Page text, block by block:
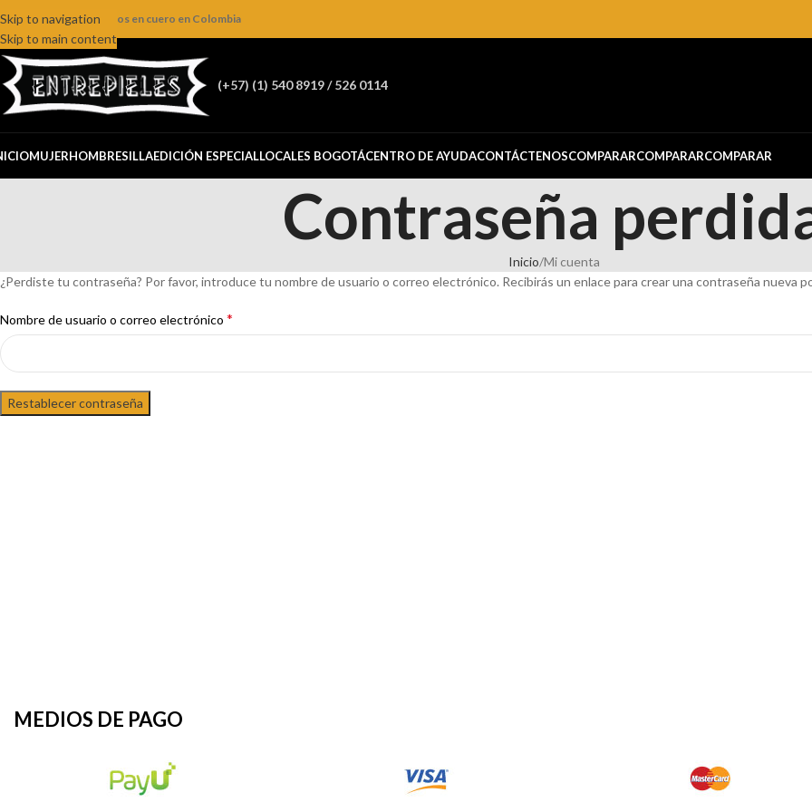
Skip to navigation
Skip to main content
online de productos en cuero en Colombia
(+57) (1) 540 8919 / 526 0114
MUJERHOMBRESILLAEDICIÓN ESPECIALLOCALES BOGOTÁCENTRO DE AYUDACONTÁCTENOSCOMPARARCOMPARARCOMPARAR
Contraseña
Inicio Mi cuenta
¿Perdiste tu contraseña? Por favor, introduce tu nombre de usuario o correo electrónico. Recibirás un enlace para crear una contraseña nueva
Nombre de usuario o correo electrónico *
Restablecer contraseña
MEDIOS DE PAGO